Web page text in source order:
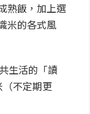
熟飯，加上選
米的各式風
生活的「讀
不定期更